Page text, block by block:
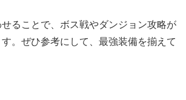
ることで、ボス戦やダンジョン攻略が
。ぜひ参考にして、最強装備を揃えて